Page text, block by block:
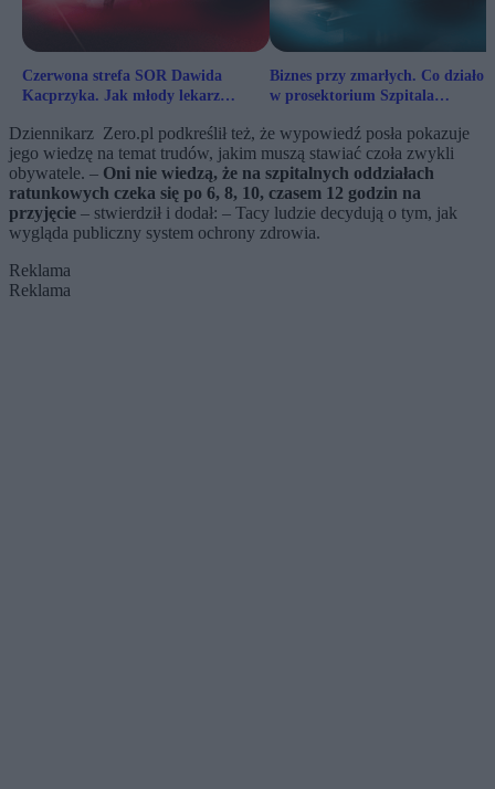
Czerwona strefa SOR Dawida
Kacprzyka. Jak młody lekarz
przypadkami
Biznes przy zmarłych. Co działo
w prosektorium Szpitala
Dziennikarz Zero.pl podkreślił też, że wypowiedź posła pokazuje
jego wiedzę na temat trudów, jakim muszą stawiać czoła zwykli
obywatele. – Oni nie wiedzą, że na szpitalnych oddziałach
ratunkowych czeka się po 6, 8, 10, czasem 12 godzin na
przyjęcie – stwierdził i dodał: – Tacy ludzie decydują o tym, jak
wygląda publiczny system ochrony zdrowia.
Reklama
Reklama